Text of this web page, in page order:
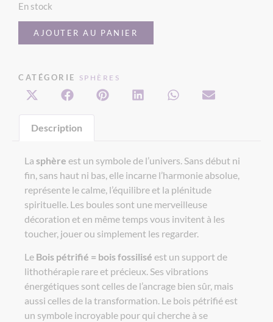
En stock
AJOUTER AU PANIER
CATÉGORIE SPHÈRES
Description
La sphère est un symbole de l’univers. Sans début ni
fin, sans haut ni bas, elle incarne l’harmonie absolue,
représente le calme, l’équilibre et la plénitude
spirituelle. Les boules sont une merveilleuse
décoration et en même temps vous invitent à les
toucher, jouer ou simplement les regarder.
Le Bois pétrifié = bois fossilisé est un support de
lithothérapie rare et précieux. Ses vibrations
énergétiques sont celles de l’ancrage bien sûr, mais
aussi celles de la transformation. Le bois pétrifié est
un symbole incroyable pour qui cherche à se